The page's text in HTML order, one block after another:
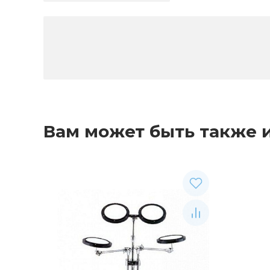
Вам может быть также